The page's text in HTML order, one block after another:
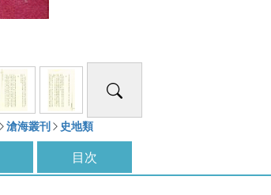
滄海叢刊 史地類
目次